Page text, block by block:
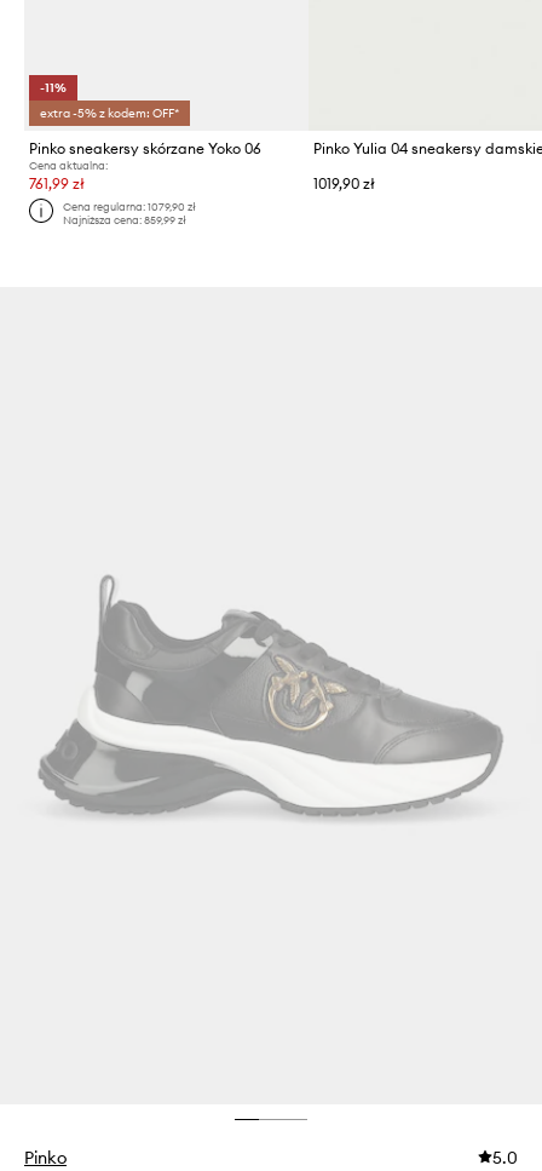
-11%
extra -5% z kodem: OFF*
Pinko sneakersy skórzane Yoko 06
Cena aktualna:
761,99 zł
Cena regularna:1079,90 zł
Najniższa cena:859,99 zł
1019,90 zł
Pinko 5.0